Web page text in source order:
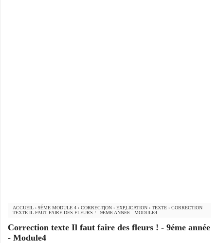
ACCUEIL › 9ÉME MODULE 4 › CORRECTION › EXPLICATION › TEXTE › CORRECTION
TEXTE IL FAUT FAIRE DES FLEURS ! - 9ÉME ANNÉE - MODULE4
Correction texte Il faut faire des fleurs ! - 9éme année
- Module4